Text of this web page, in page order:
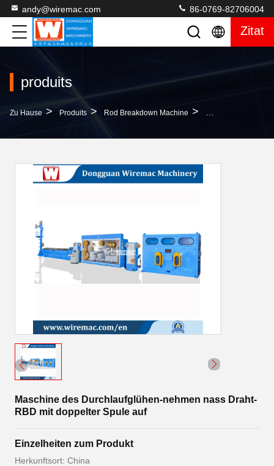
andy@wiremac.com 86-0769-82706004
Zitat
produits
Zu Hause > Produits > Rod Breakdown Machine > Maschine Des
Maschine des Durchlaufglühen-nehmen nass Draht-
RBD mit doppelter Spule auf
Einzelheiten zum Produkt
Herkunftsort: China